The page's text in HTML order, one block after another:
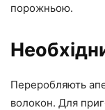
порожньою.
Переробляють
волокон. Для